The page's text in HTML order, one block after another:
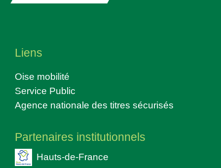
Liens
Oise mobilité
Service Public
Agence nationale des titres sécurisés
Partenaires institutionnels
Hauts-de-France